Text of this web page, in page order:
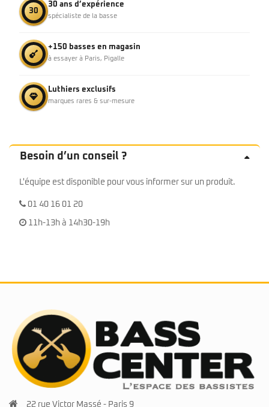
30
30 ans d’expérience
spécialiste de la basse
+150 basses en magasin
à essayer à Paris, Pigalle
Luthiers exclusifs
marques rares & sur-mesure
Besoin d’un conseil ?
L'équipe est disponible pour vous informer sur un produit.
01 40 16 01 20
11h-13h à 14h30-19h
22 rue Victor Massé - Paris 9